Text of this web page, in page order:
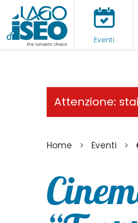
Eventi
Attenzione:
Home > Eventi >